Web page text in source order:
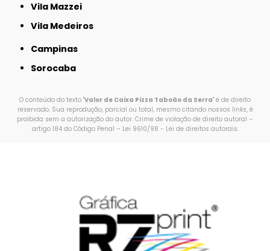
Vila Mazzei
Vila Medeiros
Campinas
Sorocaba
O conteúdo do texto "Valor de Caixa Pizza Taboão da Serra" é de direito
reservado. Sua reprodução, parcial ou total, mesmo citando nossos links, é
proibida sem a autorização do autor. Crime de violação de direito autoral –
artigo 184 do Código Penal – Lei 9610/98 - Lei de direitos autorais.